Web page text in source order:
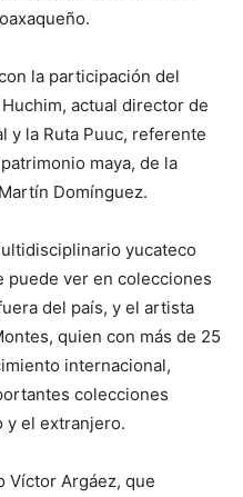
la participación del
actual director de
y la Ruta Puuc, referente
maya, de la
Domínguez.
yucateco
puede ver en colecciones
del país, y el artista
quien con más de 25
internacional,
colecciones
y el extranjero.
Víctor Argáez, que